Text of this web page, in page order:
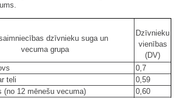
dzīvnieku suga un
vecuma grupa
Dzīvnieku
vienības
(DV)
0,7
teli
0,59
(no 12 mēnešu vecuma)
0,60